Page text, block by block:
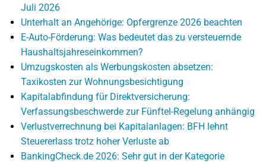
Juli 2026
Unterhalt an Angehörige: Opfergrenze 2026 beachten
E-Auto-Förderung: Was bedeutet das zu versteuernde
Haushaltsjahreseinkommen?
Umzugskosten als Werbungskosten absetzen:
Taxikosten zur Wohnungsbesichtigung
Kapitalabfindung für Direktversicherung:
Verfassungsbeschwerde zur Fünftel-Regelung anhängig
Verlustverrechnung bei Kapitalanlagen: BFH lehnt
Steuererlass trotz hoher Verluste ab
BankingCheck.de 2026: Sehr gut in der Kategorie